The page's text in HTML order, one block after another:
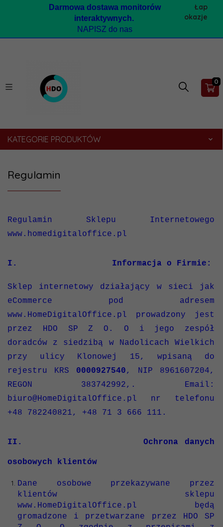
Darmowa dostawa monitorów
interaktywnych.
NAPISZ do nas
Łap
okazje
0
KATEGORIE PRODUKTÓW
Regulamin
Regulamin Sklepu Internetowego
www.homedigitaloffice.pl
I. Informacja o Firmie:
Sklep internetowy działający w sieci jak
eCommerce pod adresem
www.HomeDigitalOffice.pl prowadzony jest
przez HDO SP Z O. O i jego zespół
doradców z siedzibą w Nadolicach Wielkich
przy ulicy Klonowej 15, wpisaną do
rejestru KRS 0000927540, NIP 8961607204,
REGON 383742992,. Email:
biuro@HomeDigitalOffice.pl nr telefonu
+48 782240821, +48 71 3 666 111.
II. Ochrona danych
osobowych klientów
Dane osobowe przekazywane przez
klientów sklepu
www.HomeDigitalOffice.pl będą
gromadzone i przetwarzane przez HDO SP